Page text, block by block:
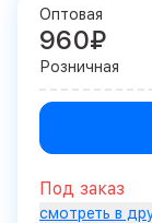
Оптовая
960₽
Розничная
Под заказ
смотреть в